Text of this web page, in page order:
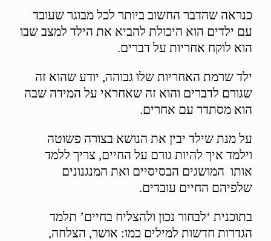
כנראה שהדבר החשוב ביותר לכל מבוגר שעובד
עם ילדים הוא היכולת להביא את הילד למצב שבו
הוא לוקח אחריות על דברים.
ילד שרמת האחריות שלו גבוהה, יודע שהוא זה
שגורם לדברים והוא זה שאחראי על המידה שבה
הוא מסתדר עם אחרים.
על מנת שילד יבין את הנושא בצורה פשוטה
וילמד איך להיות גורם על החיים, צריך ללמד
אותו המושגים הבסיסיים ואת המנגנונים
שלפיהם החיים עובדים.
בתוכנית ‘לבחור נכון ולהצליח בחיים’ תלמד
הגדרות חדשות למילים כמו: אושר, הצלחה,